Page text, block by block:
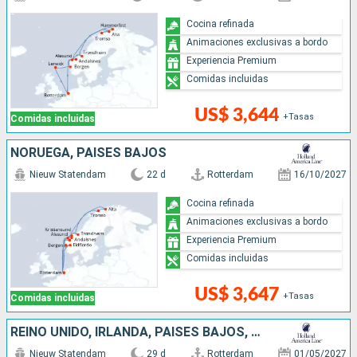
Comidas incluidas US$ 3,644 +Tasas
Cocina refinada
Animaciones exclusivas a bordo
Experiencia Premium
Comidas incluidas
NORUEGA, PAISES BAJOS
Comidas incluidas
Nieuw Statendam 22 d Rotterdam 16/10/2027
US$ 3,647 +Tasas
Cocina refinada
Animaciones exclusivas a bordo
Experiencia Premium
Comidas incluidas
REINO UNIDO, IRLANDA, PAISES BAJOS, NORUEGA
Nieuw Statendam 29 d Rotterdam 01/05/2027